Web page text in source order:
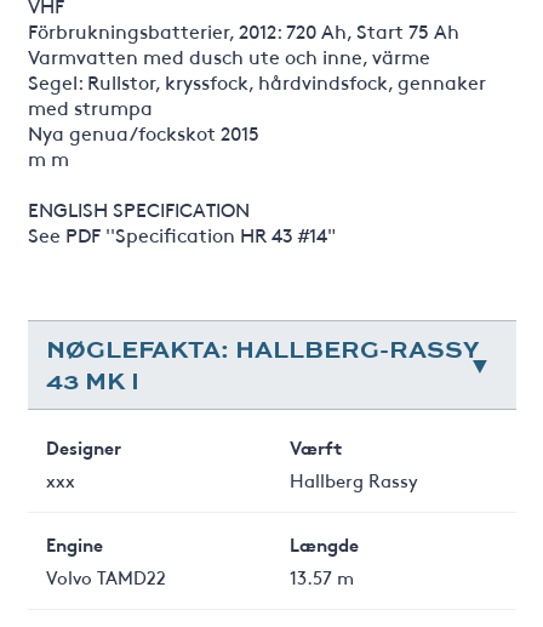
Förbrukningsbatterier, 2012: 720 Ah, Start 75 Ah
Varmvatten med dusch ute och inne, värme
Segel: Rullstor, kryssfock, hårdvindsfock, gennaker
med strumpa
Nya genua/fockskot 2015
m m
ENGLISH SPECIFICATION
See PDF ''Specification HR 43 #14"
NØGLEFAKTA: HALLBERG-RASSY
43 MK I
Designer
xxx
Værft
Hallberg Rassy
Engine
Volvo TAMD22
Længde
13.57 m